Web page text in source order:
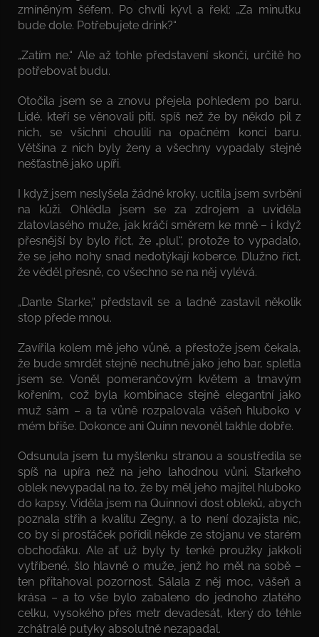
zmíněným šéfem. Po chvíli kývl a řekl: „Za minutku
bude dole. Potřebujete drink?“
„Zatím ne.“ Ale až tohle představení skončí, určitě ho
potřebovat budu.
Otočila jsem se a znovu přejela pohledem po baru.
Lidé, kteří se věnovali pití, spíš než že by někdo pil z
nich, se všichni choulili na opačném konci baru.
Většina z nich byly ženy a všechny vypadaly stejně
nešťastně jako upíři.
I když jsem neslyšela žádné kroky, ucítila jsem svrbění
na kůži. Ohlédla jsem se za zdrojem a uviděla
zlatovlasého muže, jak kráčí směrem ke mně – i když
přesnější by bylo říct, že „plul“, protože to vypadalo,
že se jeho nohy snad nedotýkají koberce. Dlužno říct,
že věděl přesně, co všechno se na něj vylévá.
„Dante Starke,“ představil se a ladně zastavil několik
stop přede mnou.
Zavířila kolem mě jeho vůně, a přestože jsem čekala,
že bude smrdět stejně nechutně jako jeho bar, spletla
jsem se. Voněl pomerančovým květem a tmavým
kořením, což byla kombinace stejně elegantní jako
muž sám – a ta vůně rozpalovala vášeň hluboko v
mém břiše. Dokonce ani Quinn nevoněl takhle dobře.
Odsunula jsem tu myšlenku stranou a soustředila se
spíš na upíra než na jeho lahodnou vůni. Starkeho
oblek nevypadal na to, že by měl jeho majitel hluboko
do kapsy. Viděla jsem na Quinnovi dost obleků, abych
poznala střih a kvalitu Zegny, a to není dozajista nic,
co by si prosťáček pořídil někde ze stojanu ve starém
obchoďáku. Ale ať už byly ty tenké proužky jakkoli
vytříbené, šlo hlavně o muže, jenž ho měl na sobě –
ten přitahoval pozornost. Sálala z něj moc, vášeň a
krása – a to vše bylo zabaleno do jednoho zlatého
celku, vysokého přes metr devadesát, který do téhle
zchátralé putyky absolutně nezapadal.